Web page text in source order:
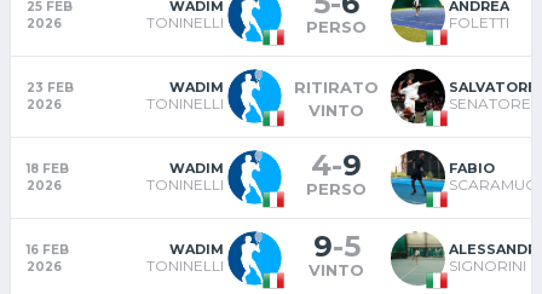
25 FEB
2026
WADIM
TONINELLI PERSO
ANDREA
FOLETTI
23 FEB
2026
WADIM
TONINELLI
RITIRATO
VINTO
SALVATORE
SENATORE
18 FEB
2026
WADIM
TONINELLI
4-9
PERSO
FABIO
16 FEB
2026
WADIM
TONINELLI
9-5
VINTO SIGNORINI